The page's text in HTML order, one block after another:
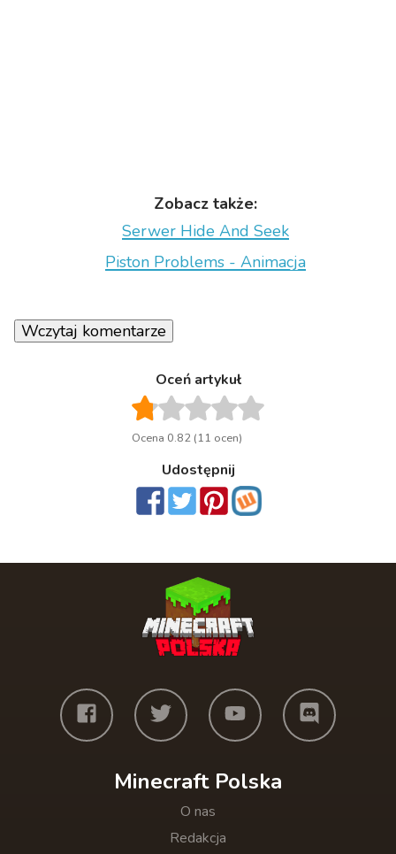
Zobacz także:
Serwer Hide And Seek
Piston Problems - Animacja
Wczytaj komentarze
Oceń artykuł
Ocena 0.82 (11 ocen)
Udostępnij
Minecraft Polska
O nas
Redakcja